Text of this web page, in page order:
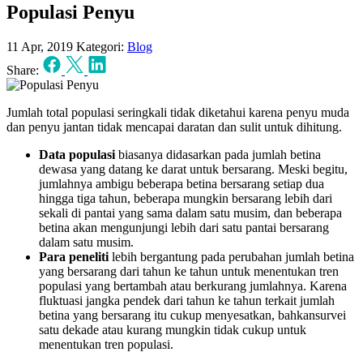
Populasi Penyu
11 Apr, 2019 Kategori: Blog
Share:
Jumlah total populasi seringkali tidak diketahui karena penyu muda
dan penyu jantan tidak mencapai daratan dan sulit untuk dihitung.
Data populasi biasanya didasarkan pada jumlah betina
dewasa yang datang ke darat untuk bersarang. Meski begitu,
jumlahnya ambigu beberapa betina bersarang setiap dua
hingga tiga tahun, beberapa mungkin bersarang lebih dari
sekali di pantai yang sama dalam satu musim, dan beberapa
betina akan mengunjungi lebih dari satu pantai bersarang
dalam satu musim.
Para peneliti lebih bergantung pada perubahan jumlah betina
yang bersarang dari tahun ke tahun untuk menentukan tren
populasi yang bertambah atau berkurang jumlahnya. Karena
fluktuasi jangka pendek dari tahun ke tahun terkait jumlah
betina yang bersarang itu cukup menyesatkan, bahkansurvei
satu dekade atau kurang mungkin tidak cukup untuk
menentukan tren populasi.